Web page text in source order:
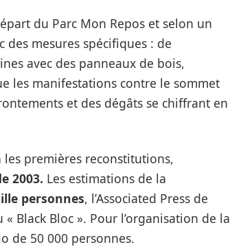
du Parc Mon Repos et selon un
des mesures spécifiques : de
avec des panneaux de bois,
les manifestations contre le sommet
et des dégâts se chiffrant en
les premières reconstitutions,
2003. Les estimations de la
personnes, l’Associated Press de
Black Bloc ». Pour l’organisation de la
de 50 000 personnes.